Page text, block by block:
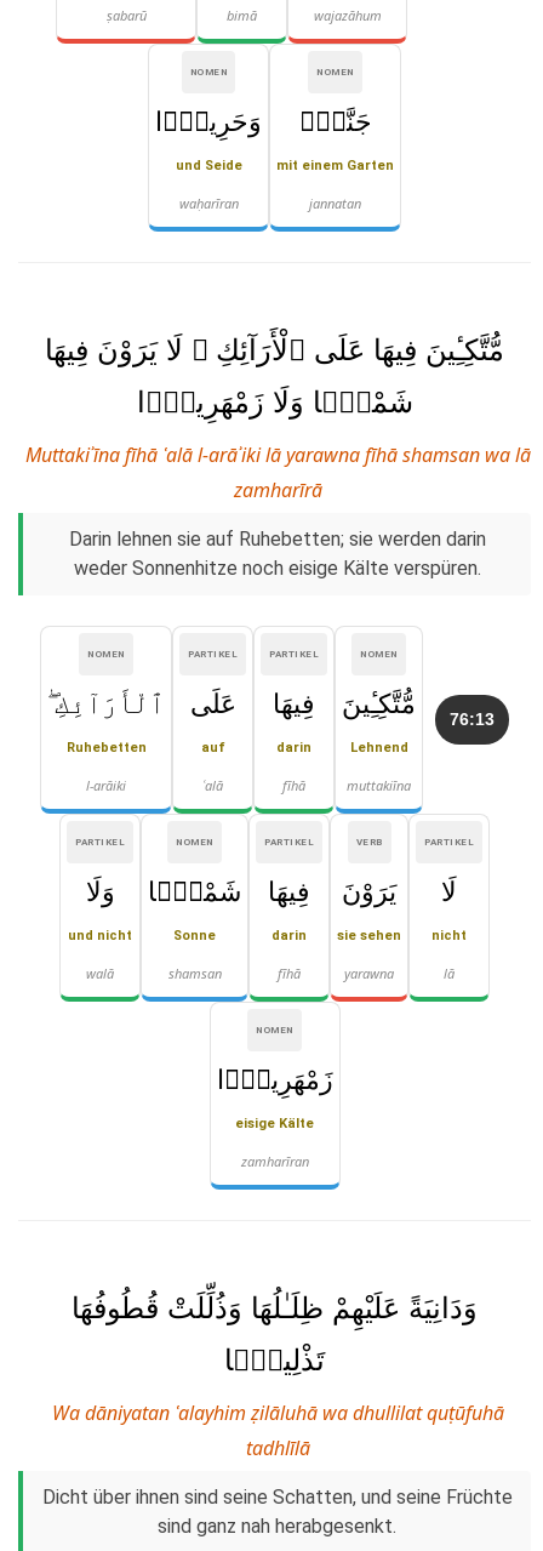
wajazāhum
bimā
ṣabarū
NOMEN
جَنَّةًۭ
mit einem Garten
jannatan
NOMEN
وَحَرِيرًۭا
und Seide
waḥarīran
مُّتَّكِـِٔينَ فِيهَا عَلَى ٱلْأَرَآئِكِ ۖ لَا يَرَوْنَ فِيهَا
شَمْسًۭا وَلَا زَمْهَرِيرًۭا
Muttakiʾīna fīhā ʿalā l-arāʾiki lā yarawna fīhā shamsan wa lā
zamharīrā
Darin lehnen sie auf Ruhebetten; sie werden darin
weder Sonnenhitze noch eisige Kälte verspüren.
76:13
NOMEN
مُّتَّكِـِٔينَ
Lehnend
muttakiīna
PARTIKEL
فِيهَا
darin
fīhā
PARTIKEL
عَلَى
auf
ʿalā
NOMEN
ٱلْأَرَآئِكِ ۖ
Ruhebetten
l-arāiki
PARTIKEL
لَا
nicht
lā
VERB
يَرَوْنَ
sie sehen
yarawna
PARTIKEL
فِيهَا
darin
fīhā
NOMEN
شَمْسًۭا
Sonne
shamsan
PARTIKEL
وَلَا
und nicht
walā
NOMEN
زَمْهَرِيرًۭا
eisige Kälte
zamharīran
وَدَانِيَةً عَلَيْهِمْ ظِلَـٰلُهَا وَذُلِّلَتْ قُطُوفُهَا
تَذْلِيلًۭا
Wa dāniyatan ʿalayhim ẓilāluhā wa dhullilat quṭūfuhā
tadhlīlā
Dicht über ihnen sind seine Schatten, und seine Früchte
sind ganz nah herabgesenkt.